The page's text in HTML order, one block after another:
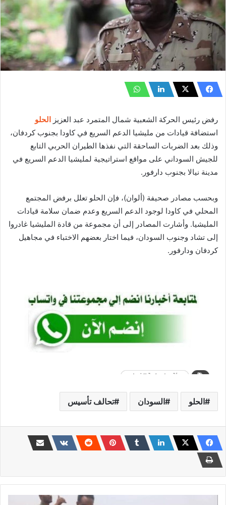
رفض رئيس الحركة الشعبية شمال المتمرد عبد العزيز الحلو
استضافة قيادات من مليشيا الدعم السريع في كاودا بجنوب كردفان،
وذلك بعد الضربات الساحقة التي نفذها الطيران الحربي التابع
للجيش السوداني على مواقع استراتيجية لمليشيا الدعم السريع في
مدينة نيالا بجنوب دارفور.
وبحسب مصادر صحيفة (ألوان)، فإن الحلو تعلل برفض المجتمع
المحلي في كاودا لوجود الدعم السريع وعدم ضمان سلامة قيادات
المليشيا. وأشارت المصادر إلى أن مجموعة من قادة المليشيا غادروا
إلى تشاد وجنوب السودان، فيما اختار بعضهم الاختباء في مجاهيل
كردفان ودارفور.
الحلو السودان تحالف تأسيس